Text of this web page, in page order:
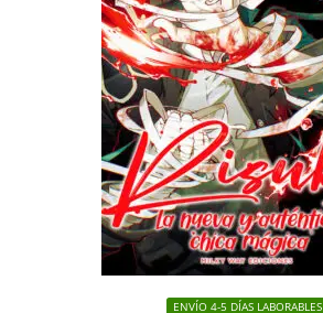
ENVÍO 4-5 DÍAS LABORABLES